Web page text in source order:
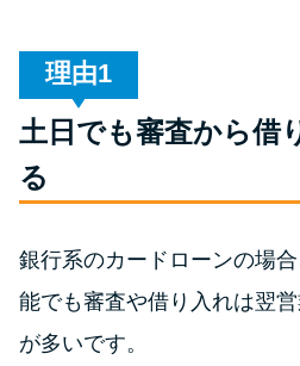
特集ページ
種類や特徴で探す
銀行カード
の理由
理由
土日でも審査から借
る
銀行系のカードローンの場
能でも審査や借り入れは翌
が多いです。